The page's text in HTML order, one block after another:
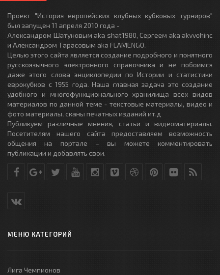
Проект "История европейских клубных кубковых турниров"
был запущен 11 апреля 2010 года -
Александром Шатуновым aka shat1980, Сергеем aka akvvohinc
и Александром Тарасовым aka FLAMENGO.
Целью этого сайта является создание подробного и понятного
русскоязычного электронного справочника и не побоимся
даже этого слова энциклопедии по Истории и статистики
еврокубков с 1955 года. Наша главная задача это создание
удобного и многофункционального хранилища всех видов
материалов по данной теме - текстовые материалы, видео и
фото материалы, сканы печатных изданий ит.д
Публикуем различные мнения, статьи и видеоматериалы.
Посетителям нашего сайта предоставляем возможность
общения на портале – вы можете комментировать
публикации и добавлять свои.
МЕНЮ КАТЕГОРИЙ
Лига Чемпионов